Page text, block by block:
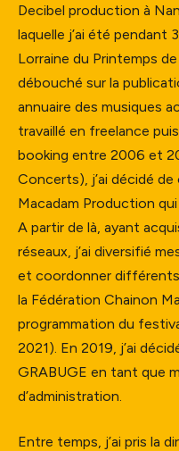
Decibel production à
laquelle j’ai été pendant
Lorraine du Printemps
débouché sur la
annuaire des musiques
travaillé en freelance
booking entre 2006 et
Concerts), j’ai décidé
Macadam Production
A partir de là, ayant
réseaux, j’ai diversifié
et coordonner
la Fédération Chainon
programmation du
2021). En 2019, j’ai
GRABUGE en tant que
d’administration.
Entre temps, j’ai pris la